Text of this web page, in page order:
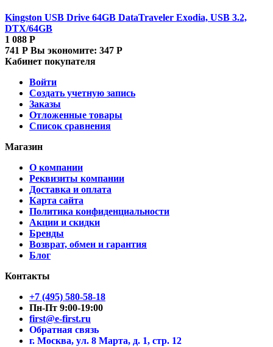
Kingston USB Drive 64GB DataTraveler Exodia, USB 3.2,
DTX/64GB
1 088 Р
741 Р Вы экономите: 347 Р
Кабинет покупателя
Войти
Создать учетную запись
Заказы
Отложенные товары
Список сравнения
Магазин
О компании
Реквизиты компании
Доставка и оплата
Карта сайта
Политика конфиденциальности
Акции и скидки
Бренды
Возврат, обмен и гарантия
Блог
Контакты
+7 (495) 580-58-18
Пн-Пт 9:00-19:00
first@e-first.ru
Обратная связь
г. Москва, ул. 8 Марта, д. 1, стр. 12